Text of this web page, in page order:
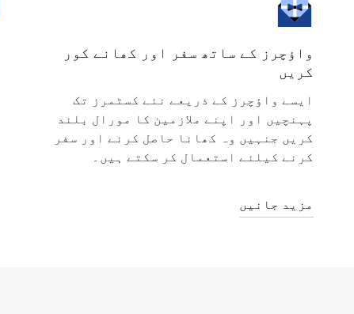
واؤچرز کے ساتھ سفر اور کھانے کور
کریں
ایسے واؤچرز کے ذریعے نئے کسٹمرز تک
پہنچیں اور اپنے ملازمین کا مورال بلند
کریں جنہیں وہ کھانا حاصل کرنے اور سفر
کرنے کیلئے استعمال کر سکتے ہیں۔
مزید جانیں